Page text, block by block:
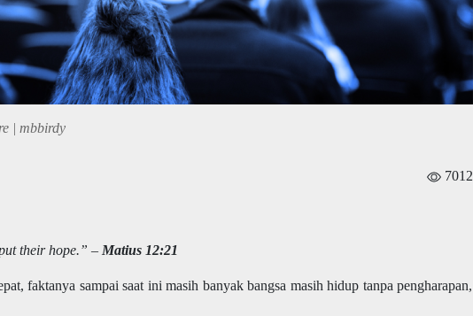
| mbbirdy
7012
their hope.” – Matius 12:21
faktanya sampai saat ini masih banyak bangsa masih hidup tanpa pengharapan,